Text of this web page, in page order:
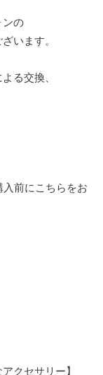
ンの
います。
る交換、
入前にこちらをお
クセサリー】